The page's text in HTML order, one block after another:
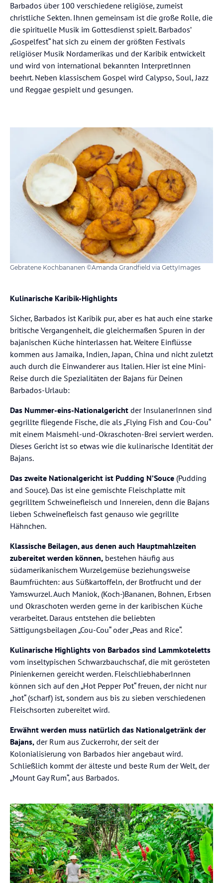
Barbados über 100 verschiedene religiöse, zumeist
christliche Sekten. Ihnen gemeinsam ist die große Rolle, die
die spirituelle Musik im Gottesdienst spielt. Barbados’
„Gospelfest“ hat sich zu einem der größten Festivals
religiöser Musik Nordamerikas und der Karibik entwickelt
und wird von international bekannten InterpretInnen
beehrt. Neben klassischem Gospel wird Calypso, Soul, Jazz
und Reggae gespielt und gesungen.
Gebratene Kochbananen ©Amanda Grandfield via GettyImages
Kulinarische Karibik-Highlights
Sicher, Barbados ist Karibik pur, aber es hat auch eine starke
britische Vergangenheit, die gleichermaßen Spuren in der
bajanischen Küche hinterlassen hat. Weitere Einflüsse
kommen aus Jamaika, Indien, Japan, China und nicht zuletzt
auch durch die Einwanderer aus Italien. Hier ist eine Mini-
Reise durch die Spezialitäten der Bajans für Deinen
Barbados-Urlaub:
Das Nummer-eins-Nationalgericht der InsulanerInnen sind
gegrillte fliegende Fische, die als „Flying Fish and Cou-Cou“
mit einem Maismehl-und-Okraschoten-Brei serviert werden.
Dieses Gericht ist so etwas wie die kulinarische Identität der
Bajans.
Das zweite Nationalgericht ist Pudding N’Souce (Pudding
and Souce). Das ist eine gemischte Fleischplatte mit
gegrilltem Schweinefleisch und Innereien, denn die Bajans
lieben Schweinefleisch fast genauso wie gegrillte
Hähnchen.
Klassische Beilagen, aus denen auch Hauptmahlzeiten
zubereitet werden können, bestehen häufig aus
südamerikanischem Wurzelgemüse beziehungsweise
Baumfrüchten: aus Süßkartoffeln, der Brotfrucht und der
Yamswurzel. Auch Maniok, (Koch-)Bananen, Bohnen, Erbsen
und Okraschoten werden gerne in der karibischen Küche
verarbeitet. Daraus entstehen die beliebten
Sättigungsbeilagen „Cou-Cou“ oder „Peas and Rice“.
Kulinarische Highlights von Barbados sind Lammkoteletts
vom inseltypischen Schwarzbauchschaf, die mit gerösteten
Pinienkernen gereicht werden. FleischliebhaberInnen
können sich auf den „Hot Pepper Pot“ freuen, der nicht nur
„hot“ (scharf) ist, sondern aus bis zu sieben verschiedenen
Fleischsorten zubereitet wird.
Erwähnt werden muss natürlich das Nationalgetränk der
Bajans, der Rum aus Zuckerrohr, der seit der
Kolonialisierung von Barbados hier angebaut wird.
Schließlich kommt der älteste und beste Rum der Welt, der
„Mount Gay Rum“, aus Barbados.